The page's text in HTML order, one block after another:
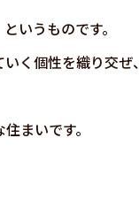
いうものです。
く個性を織り交ぜ、
まいです。